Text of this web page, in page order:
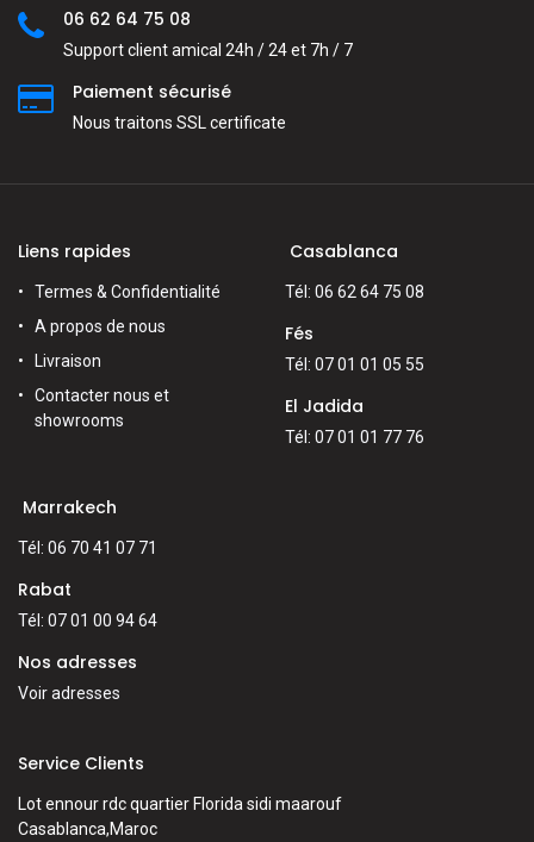
06 62 64 75 08
Support client amical 24h / 24 et 7h / 7
Paiement sécurisé
Nous traitons SSL сertificate
Liens rapides
Termes & Confidentialité
A propos de nous
Livraison
Contacter nous et
showrooms
Casablanca
Tél: 06 62 64 75 08
Fés
Tél: 07 01 01 05 55
El Jadida
Tél: 07 01 01 77 76
Marrakech
Tél: 06 70 41 07 71
Rabat
Tél: 07 01 00 94 64
Nos adresses
Voir adresses
Service Clients
Lot ennour rdc quartier Florida sidi maarouf
Casablanca,Maroc